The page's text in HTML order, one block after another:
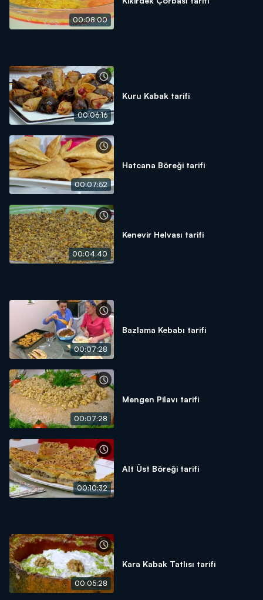
00:08:00
00:06:16
Kuru Kabak tarifi
00:07:52
Hatcana Böreği tarifi
00:04:40
Kenevir Helvası tarifi
00:07:28
Bazlama Kebabı tarifi
00:07:28
Mengen Pilavı tarifi
00:10:32
Alt Üst Böreği tarifi
00:05:28
Kara Kabak Tatlısı tarifi